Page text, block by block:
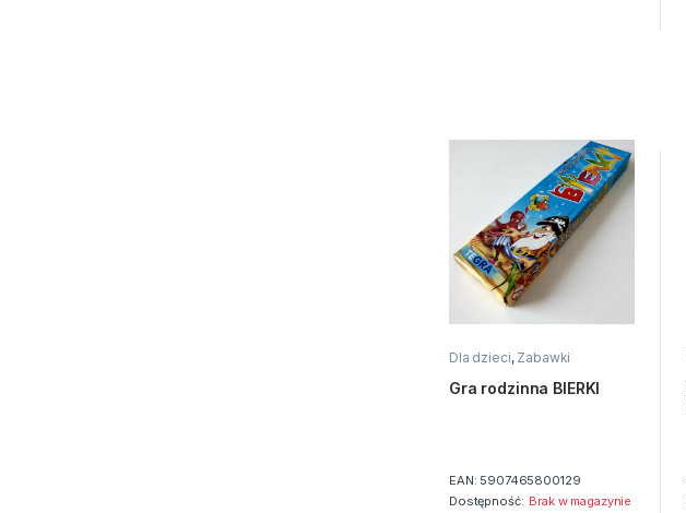
Dla dzieci, Zabawki
Gra rodzinna BIERKI
EAN: 5907465800129
Dostępność: Brak w magazynie